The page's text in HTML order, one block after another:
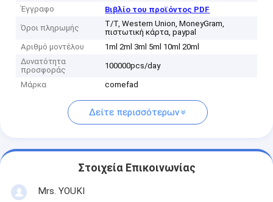
Έγγραφο
Βιβλίο του προϊόντος PDF
Όροι πληρωμής
T/T, Western Union, MoneyGram,
πιστωτική κάρτα, paypal
Αριθμό μοντέλου
1ml 2ml 3ml 5ml 10ml 20ml
Δυνατότητα
προσφοράς
100000pcs/day
Μάρκα comefad
Δείτε περισσότερων
Στοιχεία Επικοινωνίας
Mrs. YOUKI